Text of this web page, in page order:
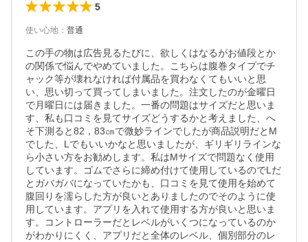
5
使い心地 ： 普通
この手の物は広告見るたびに、欲しくはなるがお値段とか
の関係で悩んでやめていました。こちらは腹巻タイプでチ
ャック等が壊れなければ付属品を買わなくてもいいと思
い、思い切って買ってしまいました。注文したのが金曜日
で月曜日には届きました。一番の問題はサイズだと思いま
す、私も口コミを見てサイズどうするかと考えました、へ
そ下測ると82，83㎝で微妙ラインでしたが商品説明だとM
でした、Lでもいいかなと思いましたが、ギリギリラインな
ら小さい方をお勧めします。私はMサイズで問題なく使用
しています。ゴムでさらに締め付けて使用しているのでLだ
とガバガバになっていたかも、口コミを見て使用を始めて
腹回りを濡らした方が良いとありましたのでそのように使
用しています。アプリを入れて使用する方が良いと思いま
す。コントローラーだとレベルがいくつになっているのか
がわかりにくく、アプリだと全体のレベル、個別部分のレ